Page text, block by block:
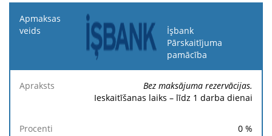
İşbank
Pārskaitījuma
pamācība
Bez maksājuma rezervācijas.
Ieskaitīšanas laiks – līdz 1 darba dienai
0 %